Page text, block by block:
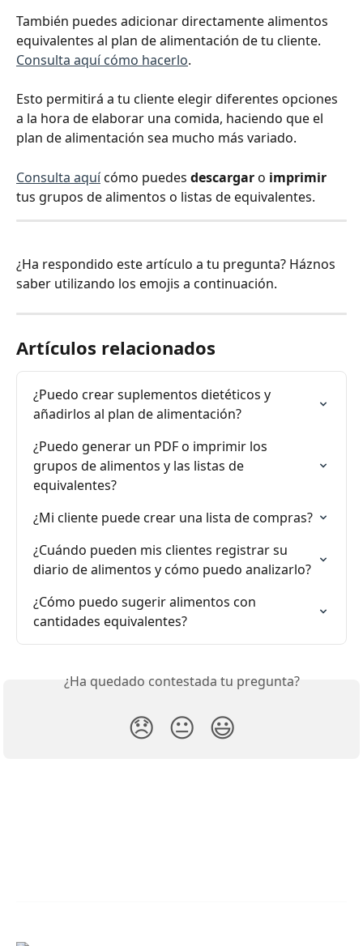
También puedes adicionar directamente alimentos
equivalentes al plan de alimentación de tu cliente.
Consulta aquí cómo hacerlo.
Esto permitirá a tu cliente elegir diferentes opciones
a la hora de elaborar una comida, haciendo que el
plan de alimentación sea mucho más variado.
Consulta aquí cómo puedes descargar o imprimir
tus grupos de alimentos o listas de equivalentes.
¿Ha respondido este artículo a tu pregunta? Háznos
saber utilizando los emojis a continuación.
Artículos relacionados
¿Puedo crear suplementos dietéticos y
añadirlos al plan de alimentación?
¿Puedo generar un PDF o imprimir los
grupos de alimentos y las listas de
equivalentes?
¿Mi cliente puede crear una lista de compras?
¿Cuándo pueden mis clientes registrar su
diario de alimentos y cómo puedo analizarlo?
¿Cómo puedo sugerir alimentos con
cantidades equivalentes?
¿Ha quedado contestada tu pregunta?
😞 😐 😃